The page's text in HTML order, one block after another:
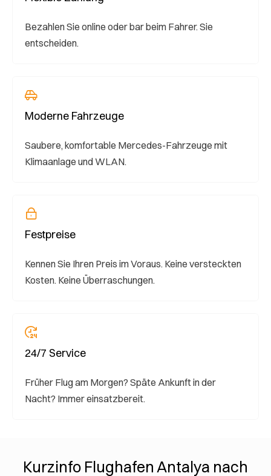
Bezahlen Sie online oder bar beim Fahrer. Sie
entscheiden.
Moderne Fahrzeuge
Saubere, komfortable Mercedes-Fahrzeuge mit
Klimaanlage und WLAN.
Festpreise
Kennen Sie Ihren Preis im Voraus. Keine versteckten
Kosten. Keine Überraschungen.
24/7 Service
Früher Flug am Morgen? Späte Ankunft in der
Nacht? Immer einsatzbereit.
Kurzinfo Flughafen Antalya nach